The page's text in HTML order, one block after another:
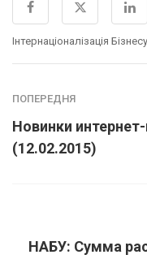
Інтернаціоналізація Бізнесу
ПОПЕРЕДНЯ
Новинки
(12.02.2015)
НАБУ: Сумма